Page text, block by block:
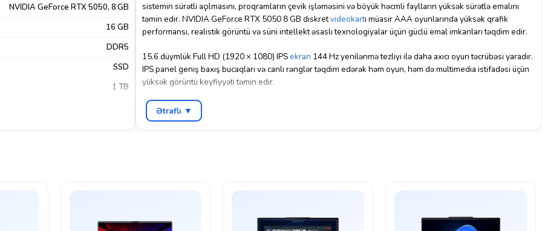
NVIDIA GeForce RTX 5050, 8 GB
16 GB
DDR5
SSD
1 TB
sistemin sürətli açılmasını, proqramların çevik işləməsini və böyük həcmli faylların yüksək sürətlə emalını
təmin edir. NVIDIA GeForce RTX 5050 8 GB diskretvideokartı müasir AAA oyunlarında yüksək qrafik
performansı, realistik görüntü və süni intellekt əsaslı texnologiyalar üçün güclü emal imkanları təqdim edir.
15.6 düymlük Full HD (1920 × 1080) IPSekran 144 Hz yenilənmə tezliyi ilə daha axıcı oyun təcrübəsi yaradır.
IPS panel geniş baxış bucaqları və canlı rənglər təqdim edərək həm oyun, həm də multimedia istifadəsi üçün
yüksək görüntü keyfiyyəti təmin edir.
USB, USB Type-C, HDMI, RJ-45 Ethernet, Wi-Fi və Bluetooth bağlantıları müxtəlif qurğulara rahat qoşulma
imkanı yaradır. Daxili kamera onlayn görüşlər və yayımlar üçün əlavə rahatlıq təqdim edir. Gümüşü rəngli
Ətraflı ▼